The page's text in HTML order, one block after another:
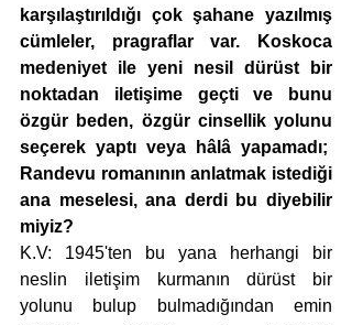
karşılaştırıldığı çok şahane yazılmış
cümleler, pragraflar var. Koskoca
medeniyet ile yeni nesil dürüst bir
noktadan iletişime geçti ve bunu
özgür beden, özgür cinsellik yolunu
seçerek yaptı veya hâlâ yapamadı;
Randevu romanının anlatmak istediği
ana meselesi, ana derdi bu diyebilir
miyiz?
K.V: 1945'ten bu yana herhangi bir
neslin iletişim kurmanın dürüst bir
yolunu bulup bulmadığından emin